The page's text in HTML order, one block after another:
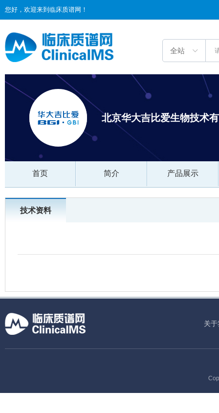
您好，欢迎来到临床质谱网！
北京华大吉比爱生物技术
首页 简介 产品展示
技术资料
关